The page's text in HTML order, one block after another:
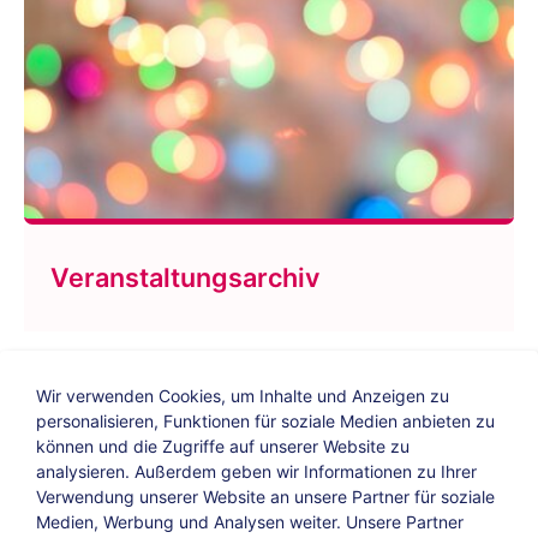
Veranstaltungsarchiv
Bildungs-Blog| Instagram| Facebook|
Wir verwenden Cookies, um Inhalte und Anzeigen zu
personalisieren, Funktionen für soziale Medien anbieten zu
können und die Zugriffe auf unserer Website zu
analysieren. Außerdem geben wir Informationen zu Ihrer
Verwendung unserer Website an unsere Partner für soziale
Medien, Werbung und Analysen weiter. Unsere Partner